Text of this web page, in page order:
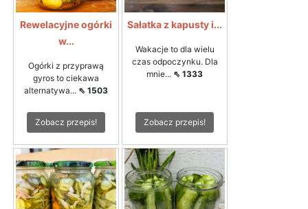
Rewelacyjne ogórki
w...
Ogórki z przyprawą
gyros to ciekawa
alternatywa... ⇖ 1503
Zobacz przepis!
Sałatka z kapusty i...
Wakacje to dla wielu
czas odpoczynku. Dla
mnie... ⇖ 1333
Zobacz przepis!